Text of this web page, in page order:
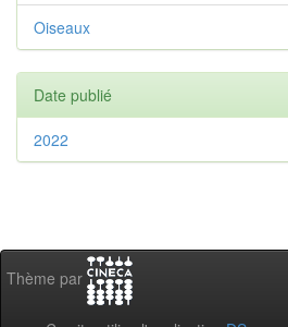
Oiseaux
Date publié
2022
Thème par